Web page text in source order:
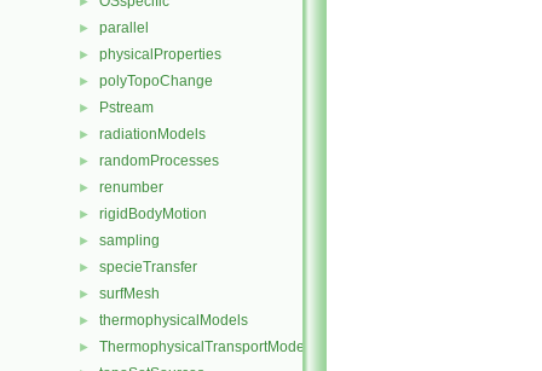
► parallel
► physicalProperties
► polyTopoChange
► Pstream
► radiationModels
► randomProcesses
► renumber
► rigidBodyMotion
► sampling
► specieTransfer
► surfMesh
► thermophysicalModels
► ThermophysicalTransportModels